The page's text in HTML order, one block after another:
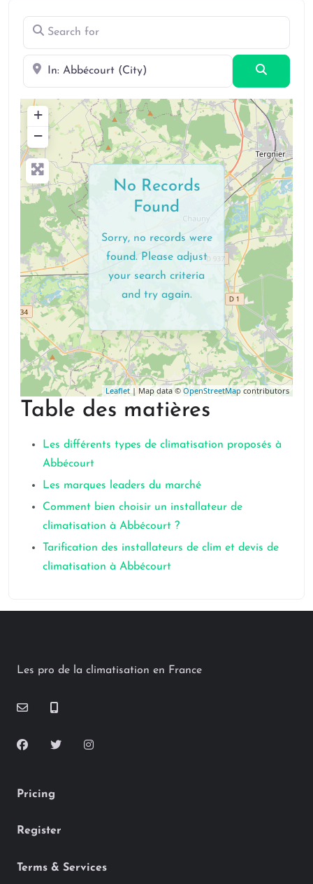
Search for
Near
+
−
Leaflet | Map data © OpenStreetMap contributors
No Records
Found
Sorry, no records were
found. Please adjust
your search criteria
and try again.
Table des matières
Les différents types de climatisation proposés à
Abbécourt
Les marques leaders du marché
Comment bien choisir un installateur de
climatisation à Abbécourt ?
Tarification des installateurs de clim et devis de
climatisation à Abbécourt
Les pro de la climatisation en France
Pricing
Register
Terms & Services